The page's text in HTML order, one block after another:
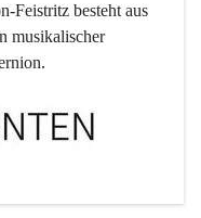
-Feistritz besteht aus
musikalischer
.